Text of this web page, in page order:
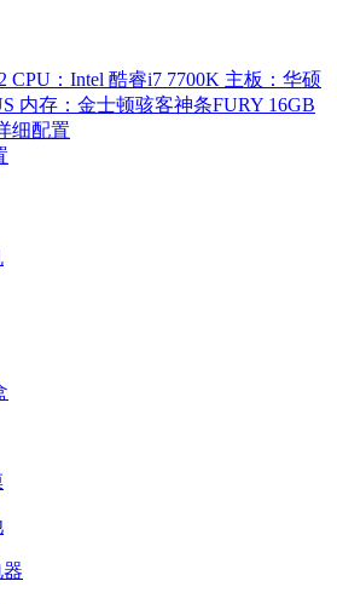
CPU：Intel 酷睿i7 7700K 主板：华硕
内存：金士顿骇客神条FURY 16GB
细配置